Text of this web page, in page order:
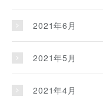
2021年6月
2021年5月
2021年4月